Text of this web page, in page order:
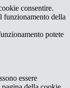
consentire.
funzionamento della
potete
essere